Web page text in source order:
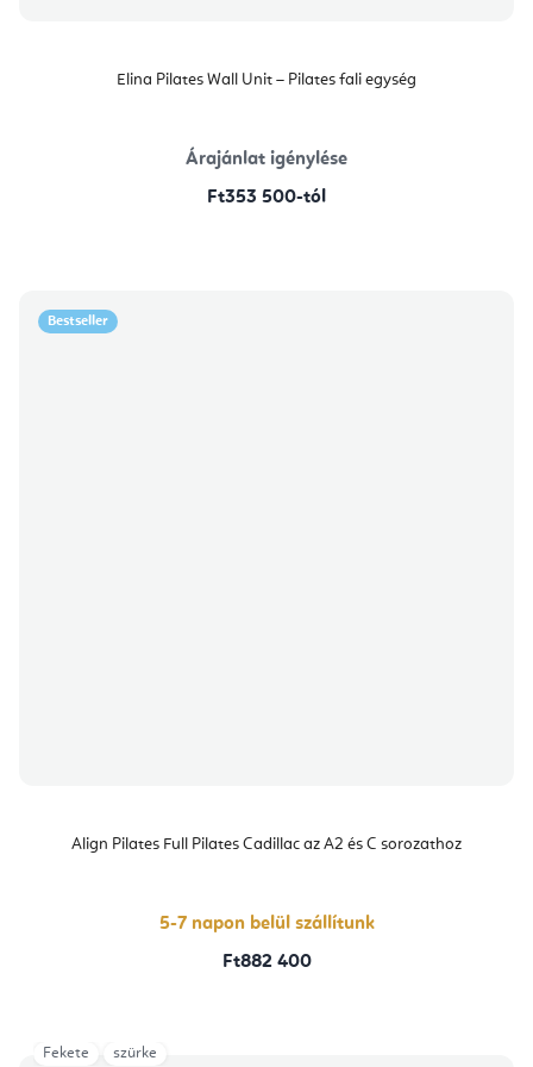
Elina Pilates Wall Unit – Pilates fali egység
Árajánlat igénylése
Ft353 500-tól
Bestseller
Align Pilates Full Pilates Cadillac az A2 és C sorozathoz
5-7 napon belül szállítunk
Ft882 400
Fekete szürke